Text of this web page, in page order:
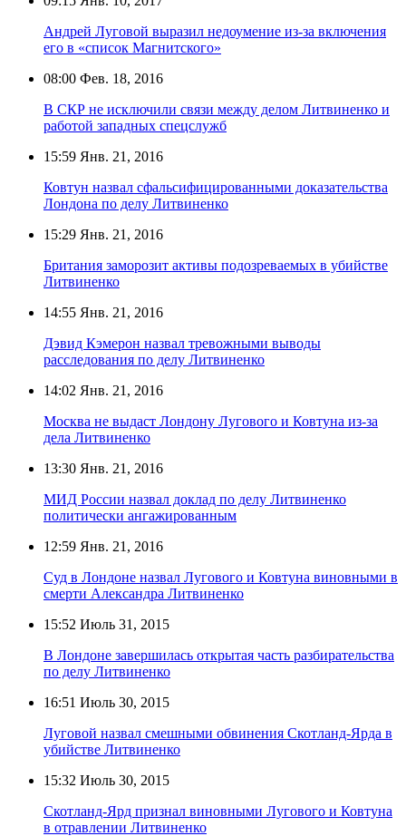
Андрей Луговой выразил недоумение из-за включения
его в «список Магнитского»
08:00 Фев. 18, 2016
В СКР не исключили связи между делом Литвиненко и
работой западных спецслужб
15:59 Янв. 21, 2016
Ковтун назвал сфальсифицированными доказательства
Лондона по делу Литвиненко
15:29 Янв. 21, 2016
Британия заморозит активы подозреваемых в убийстве
Литвиненко
14:55 Янв. 21, 2016
Дэвид Кэмерон назвал тревожными выводы
расследования по делу Литвиненко
14:02 Янв. 21, 2016
Москва не выдаст Лондону Лугового и Ковтуна из-за
дела Литвиненко
13:30 Янв. 21, 2016
МИД России назвал доклад по делу Литвиненко
политически ангажированным
12:59 Янв. 21, 2016
Суд в Лондоне назвал Лугового и Ковтуна виновными в
смерти Александра Литвиненко
15:52 Июль 31, 2015
В Лондоне завершилась открытая часть разбирательства
по делу Литвиненко
16:51 Июль 30, 2015
Луговой назвал смешными обвинения Скотланд-Ярда в
убийстве Литвиненко
15:32 Июль 30, 2015
Скотланд-Ярд признал виновными Лугового и Ковтуна
в отравлении Литвиненко